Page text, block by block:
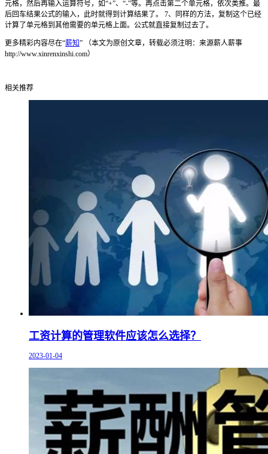
元格，然后再输入运算符号，如“+”、“-”等。再点击第二个单元格，依次类推。最
后回车结果公式的输入，此时就得到计算结果了。 7、同样的方法，复制这个已经
计算了单元格到其他需要的单元格上面。公式就直接复制过去了。
更多精彩内容尽在“薪知” （本文为原创文章，转载必须注明：来源薪人薪事
http://www.xinrenxinshi.com）
相关推荐
工资计算的管理软件应该怎么选择？
2023-01-04